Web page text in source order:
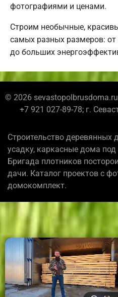
фотографиями и ценами.
Строим необычные,
самых разных размеров:
до больших
© 2026 sevastopolbrusdoma.ru
+7 921 027-89-78; г.
Строительство
усадку, каркасные дома
Бригада плотников
дачи. Каталог проектов с
домокомплект.